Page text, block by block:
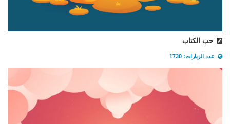
حب الكتاب
عدد الزيارات: 1730